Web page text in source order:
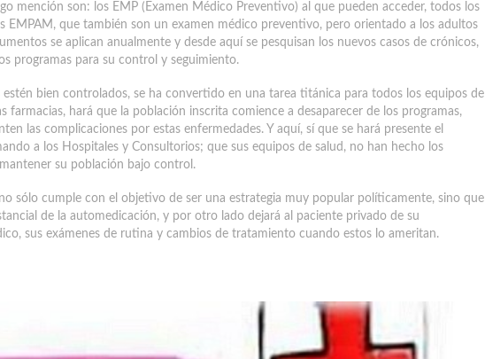
mención son: los EMP (Examen Médico Preventivo) al que pueden acceder, todos los
EMPAM, que también son un examen médico preventivo, pero orientado a los adultos
se aplican anualmente y desde aquí se pesquisan los nuevos casos de crónicos,
programas para su control y seguimiento.
estén bien controlados, se ha convertido en una tarea titánica para todos los equipos de
farmacias, hará que la población inscrita comience a desaparecer de los programas,
las complicaciones por estas enfermedades. Y aquí, sí que se hará presente el
a los Hospitales y Consultorios; que sus equipos de salud, no han hecho los
su población bajo control.
sólo cumple con el objetivo de ser una estrategia muy popular políticamente, sino que
de la automedicación, y por otro lado dejará al paciente privado de su
sus exámenes de rutina y cambios de tratamiento cuando estos lo ameritan.